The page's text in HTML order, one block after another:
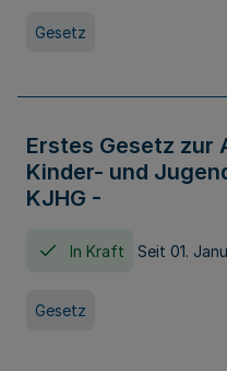
Gesetz
Erstes Gesetz zur
Kinder- und
KJHG -
In Kraft Seit 01.
Gesetz